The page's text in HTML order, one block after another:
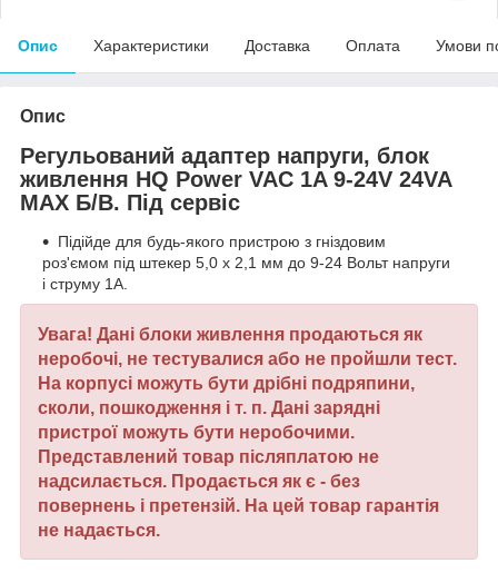
Опис Характеристики Доставка Оплата Умови
Опис
Регульований адаптер напруги, блок
живлення HQ Power VAC 1A 9-24V 24VA
MAX Б/В. Під сервіс
Підійде для будь-якого пристрою з гніздовим
роз'ємом під штекер 5,0 х 2,1 мм до 9-24 Вольт напруги
і струму 1А.
Увага! Дані блоки живлення продаються як
неробочі, не тестувалися або не пройшли тест.
На корпусі можуть бути дрібні подряпини,
сколи, пошкодження і т. п. Дані зарядні
пристрої можуть бути неробочими.
Представлений товар післяплатою не
надсилається. Продається як є - без
повернень і претензій. На цей товар гарантія
не надається.